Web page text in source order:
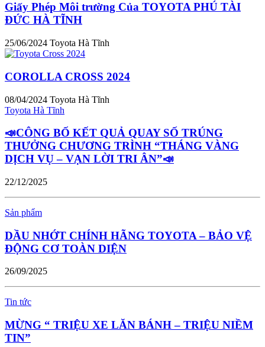
Giấy Phép Môi trường Của TOYOTA PHÚ TÀI
ĐỨC HÀ TĨNH
25/06/2024 Toyota Hà Tĩnh
COROLLA CROSS 2024
08/04/2024 Toyota Hà Tĩnh
Toyota Hà Tĩnh
📣CÔNG BỐ KẾT QUẢ QUAY SỐ TRÚNG
THƯỞNG CHƯƠNG TRÌNH “THÁNG VÀNG
DỊCH VỤ – VẠN LỜI TRI ÂN”📣
22/12/2025
Sản phẩm
DẦU NHỚT CHÍNH HÃNG TOYOTA – BẢO VỆ
ĐỘNG CƠ TOÀN DIỆN
26/09/2025
Tin tức
MỪNG “ TRIỆU XE LĂN BÁNH – TRIỆU NIỀM
TIN”